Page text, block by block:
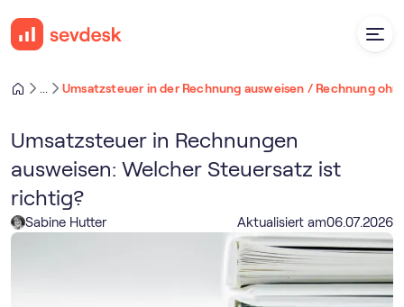
Umsatzsteuer in der Rechnung ausweisen / Rechnung
Umsatzsteuer in Rechnungen
ausweisen: Welcher Steuersatz ist
richtig?
Sabine Hutter Aktualisiert am06.07.2026